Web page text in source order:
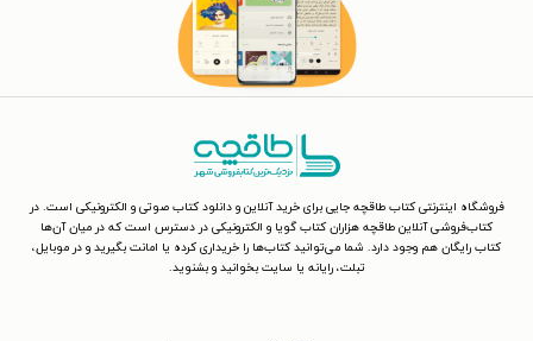
فروشگاه اینترنتی کتاب طاقچه جایی برای خرید آنلاین و دانلود کتاب صوتی و الکترونیکی است. در
کتاب‌فروشی آنلاین طاقچه هزاران کتاب گویا و الکترونیکی در دسترس است که در میان آن‌ها
کتاب رایگان هم وجود دارد. شما می‌توانید کتاب‌ها را خریداری کرده یا امانت بگیرید و در موبایل،
تبلت، رایانه یا سایت بخوانید و بشنوید.